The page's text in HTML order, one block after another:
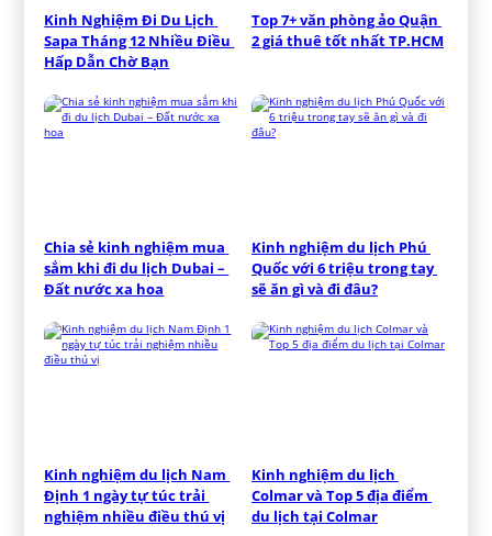
Kinh Nghiệm Đi Du Lịch
Sapa Tháng 12 Nhiều Điều
Hấp Dẫn Chờ Bạn
Top 7+ văn phòng ảo Quận
2 giá thuê tốt nhất TP.HCM
Chia sẻ kinh nghiệm mua
sắm khi đi du lịch Dubai –
Đất nước xa hoa
Kinh nghiệm du lịch Phú
Quốc với 6 triệu trong tay
sẽ ăn gì và đi đâu?
Kinh nghiệm du lịch Nam
Định 1 ngày tự túc trải
nghiệm nhiều điều thú vị
Kinh nghiệm du lịch
Colmar và Top 5 địa điểm
du lịch tại Colmar